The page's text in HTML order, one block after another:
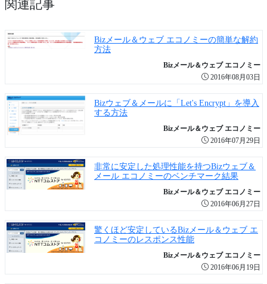
関連記事
Bizメール＆ウェブ エコノミーの簡単な解約
方法
Bizメール＆ウェブ エコノミー
2016年08月03日
Bizウェブ＆メールに「Let's Encrypt」を導入
する方法
Bizメール＆ウェブ エコノミー
2016年07月29日
非常に安定した処理性能を持つBizウェブ＆
メール エコノミーのベンチマーク結果
Bizメール＆ウェブ エコノミー
2016年06月27日
驚くほど安定しているBizメール＆ウェブ エ
コノミーのレスポンス性能
Bizメール＆ウェブ エコノミー
2016年06月19日